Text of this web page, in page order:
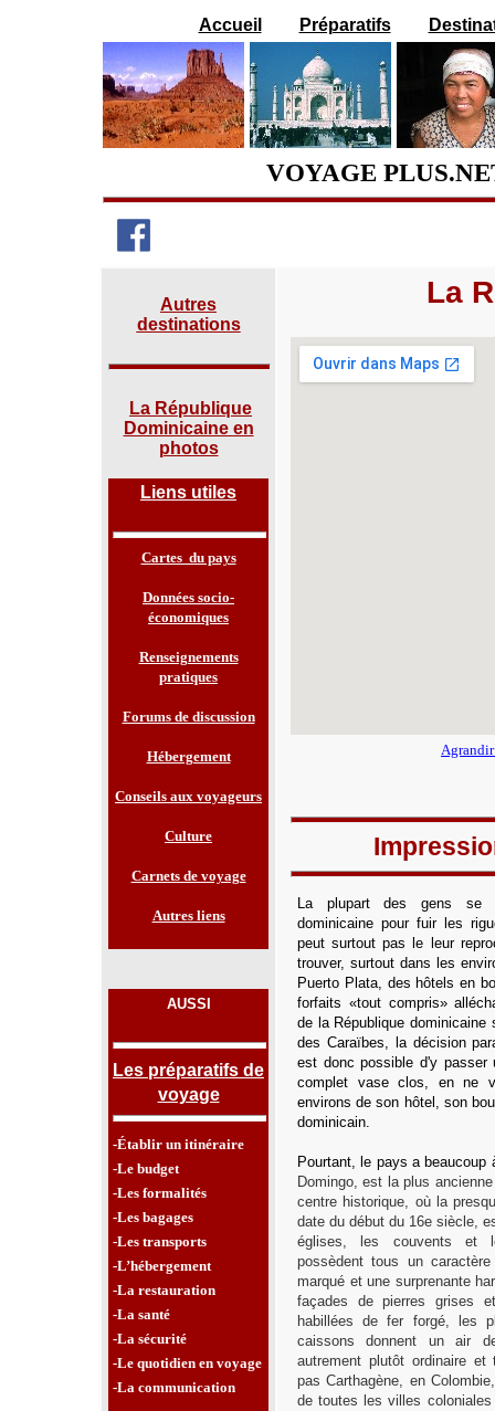
Accueil Préparatifs
VOYAGE
Autres
destinations
La République
Dominicaine en
photos
Liens utiles
Cartes du pays
Données socio-
économiques
Renseignements
pratiques
Forums de discussion
Hébergement
Conseils aux voyageurs
Culture
Carnets de voyage
Autres liens
AUSSI
Les préparatifs de
voyage
-Établir un itinéraire
-Le budget
-Les formalités
-Les bagages
-Les transports
-L’hébergement
-La restauration
-La santé
-La sécurité
-Le quotidien en voyage
-La communication
La
La plupartdes gens se
dominicaine pour fuir les
peut surtout pas le leur
trouver, surtout dans les
Puerto Plata, des hôtels en
forfaits «tout compris»
de la République
des Caraïbes, la décision
est donc possible d'y passer
complet vase clos, en ne
environs de son hôtel, son
dominicain.
Pourtant, le pays a beaucoup
Domingo, est la plus
centre historique, où la
date du début du 16e siècle,
églises, les couvents et
possèdent tous un
marqué et une surprenante
façades de pierres grises
habillées de fer forgé, les
caissons donnent un air
autrement plutôt ordinaire
pas Carthagène, en
de toutes les villes